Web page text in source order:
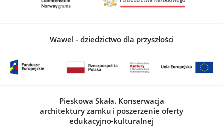
Wawel - dziedzictwo dla przyszłości
Pieskowa Skała. Konserwacja
architektury zamku i poszerzenie oferty
edukacyjno-kulturalnej